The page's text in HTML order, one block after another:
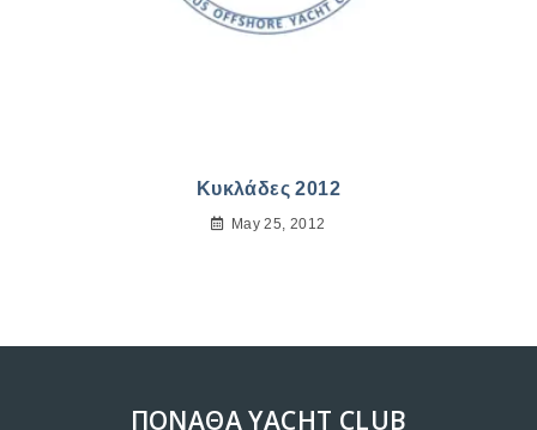
Κυκλάδες 2012
May 25, 2012
ΠΟΝΑΘΑ YACHT CLUB